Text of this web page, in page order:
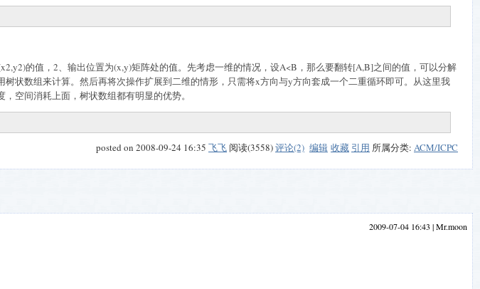
的值， 2、输出位置为(x,y)矩阵处的值。先考虑一维的情况，设A<B ，那么要翻转[A,B]之间的值，可以分解
树状数组来计算。然后再将次操作扩展到二维的情形，只需将x方向与y方向套成一个二重循环即可。从这里我
空间消耗上面，树状数组都有明显的优势。
posted on 2008-09-24 16:35 飞飞 阅读(3558)评论(2) 编辑 收藏 引用 所属分类: ACM/ICPC
2009-07-04 16:43 |Mr.moon